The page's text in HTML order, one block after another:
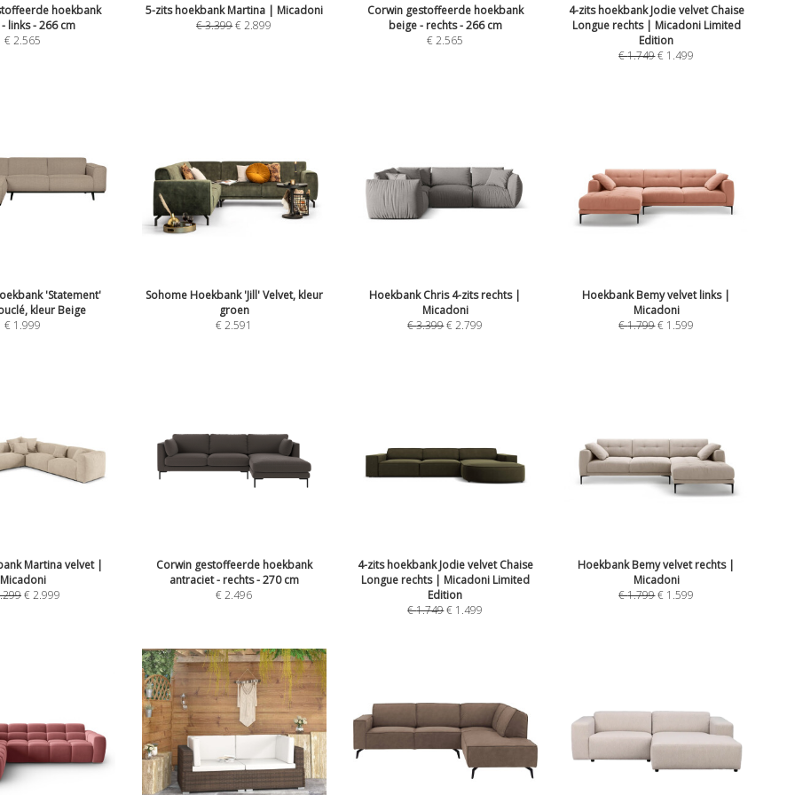
hoekbank
links - 266 cm
€2.565
5-zits hoekbank Martina | Micadoni
€3.399€2.899
Corwin gestoffeerde hoekbank
beige - rechts - 266 cm
€2.565
4-zits hoekbank Jodie velvet Chaise
Longue rechts | Micadoni Limited
Edition
€1.749€ 1.499
'Statement'
kleur Beige
€ 1.999
Sohome Hoekbank 'Jill' Velvet, kleur
groen
€2.591
Hoekbank Chris 4-zits rechts |
Micadoni
€3.399€2.799
Hoekbank Bemy velvet links |
Micadoni
€1.799€ 1.599
Martina velvet |
Micadoni
€2.999
Corwin gestoffeerde hoekbank
antraciet - rechts - 270 cm
€2.496
4-zits hoekbank Jodie velvet Chaise
Longue rechts | Micadoni Limited
Edition
€1.749€ 1.499
Hoekbank Bemy velvet rechts |
Micadoni
€1.799€ 1.599